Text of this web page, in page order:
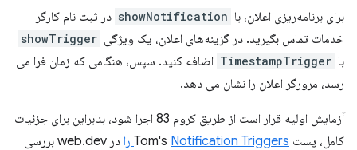
برای برنامه‌ریزی اعلان، با showNotification در ثبت نام کارگر
خدمات تماس بگیرید. در گزینه‌های اعلان، یک ویژگی showTrigger
با TimestampTrigger اضافه کنید. سپس، هنگامی که زمان فرا می
رسد، مرورگر اعلان را نشان می دهد.
آزمایش اولیه قرار است از طریق کروم 83 اجرا شود، بنابراین برای جزئیات
کامل، پست Tom's Notification Triggers را
در web.dev بررسی